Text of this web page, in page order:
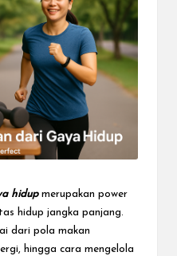
hidupmerupakan power
hidup jangka panjang.
dari pola makan
hingga cara mengelola